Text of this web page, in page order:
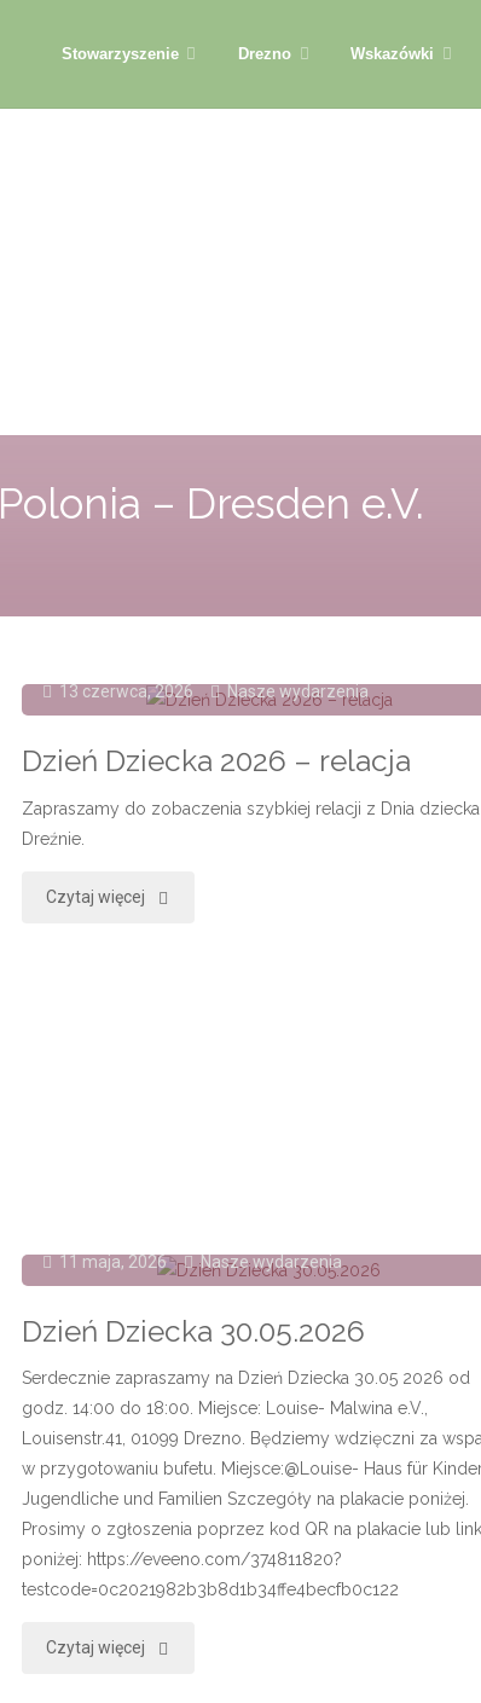
Stowarzyszenie Drezno Wskazówki
Polonia – Dresden e.V.
13 czerwca, 2026 Nasze wydarzenia
Dzień Dziecka 2026 – relacja
Zapraszamy do zobaczenia szybkiej relacji z Dnia
Dreźnie.
Czytaj więcej "Dzień
11 maja, 2026 Nasze wydarzenia
Dzień Dziecka 30.05.2026
Serdecznie zapraszamy na Dzień Dziecka 30.05 2026 od
godz. 14:00 do 18:00. Miejsce: Louise- Malwina e.V.,
Louisenstr.41, 01099 Drezno. Będziemy wdzięczni za
w przygotowaniu bufetu. Miejsce:@Louise- Haus für
Jugendliche und Familien Szczegóły na plakacie poniżej.
Prosimy o zgłoszenia poprzez kod QR na plakacie lub link
poniżej: https://eveeno.com/374811820?
testcode=0c2021982b3b8d1b34ffe4becfb0c122
Czytaj więcej "Dzień